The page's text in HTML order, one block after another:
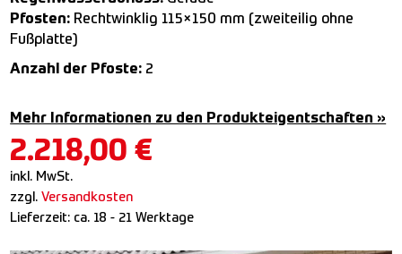
Pfosten: Rechtwinklig 115×150 mm (zweiteilig ohne
Fußplatte)
Anzahl der Pfoste: 2
Mehr Informationen zu den Produkteigentschaften »
2.218,00 €
inkl. MwSt.
zzgl. Versandkosten
Lieferzeit: ca. 18 - 21 Werktage